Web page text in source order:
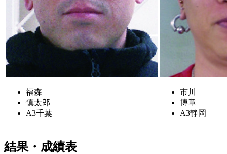
福森
慎太郎
A3千葉
市川
博章
A3静岡
結果・成績表